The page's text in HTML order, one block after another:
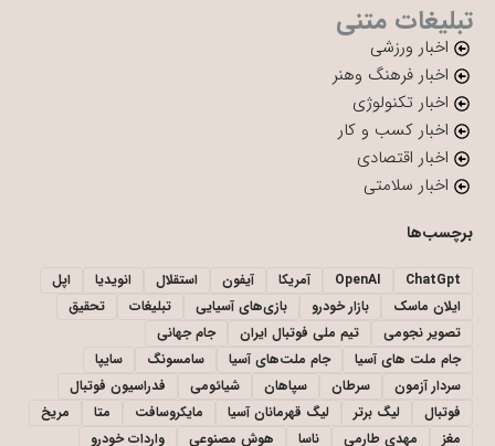
تبلیغات متنی
اخبار ورزشی
اخبار فرهنگ وهنر
اخبار تکنولوژی
اخبار کسب و کار
اخبار اقتصادی
اخبار سلامتی
برچسب‌ها
ChatGpt
OpenAI آمریکا آیفون استقلال انویدیا
اپل
ایلان ماسک
بازار خودرو بازی‌های آسیایی تبلیغات
تحقیق
تصویر نجومی
تیم ملی فوتبال ایران
جام جهانی
جام ملت های آسیا
جام ملت‌های آسیا سامسونگ
سایپا
سردار آزمون
سرطان سپاهان شیائومی
فدراسیون فوتبال
فوتبال
لیگ برتر لیگ قهرمانان آسیا مایکروسافت متا
مریخ
مغز
مهدی طارمی ناسا هوش مصنوعی واردات خودرو